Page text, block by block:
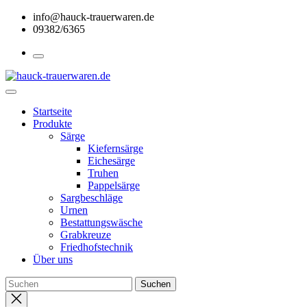
Skip
content
info@hauck-trauerwaren.de
09382/6365
Startseite
Produkte
Särge
Kiefernsärge
Eichesärge
Truhen
Pappelsärge
Sargbeschläge
Urnen
Bestattungswäsche
Grabkreuze
Friedhofstechnik
Über uns
Close